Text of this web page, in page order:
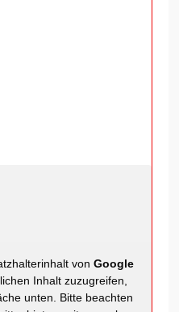
vonGoogle
Inhalt zuzugreifen,
unten. Bitte beachten